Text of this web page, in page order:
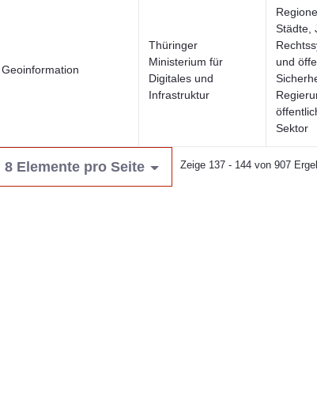
Thüringer
Ministerium für
Digitales und
Infrastruktur
Städte,
und
Sektor
8 Elemente pro Seite Zeige 137 - 144 von 907